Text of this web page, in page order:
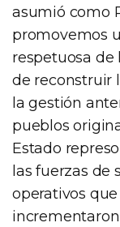
asumió como
promovemos
respetuosa de
de reconstruir
la gestión
pueblos
Estado
las fuerzas de
operativos